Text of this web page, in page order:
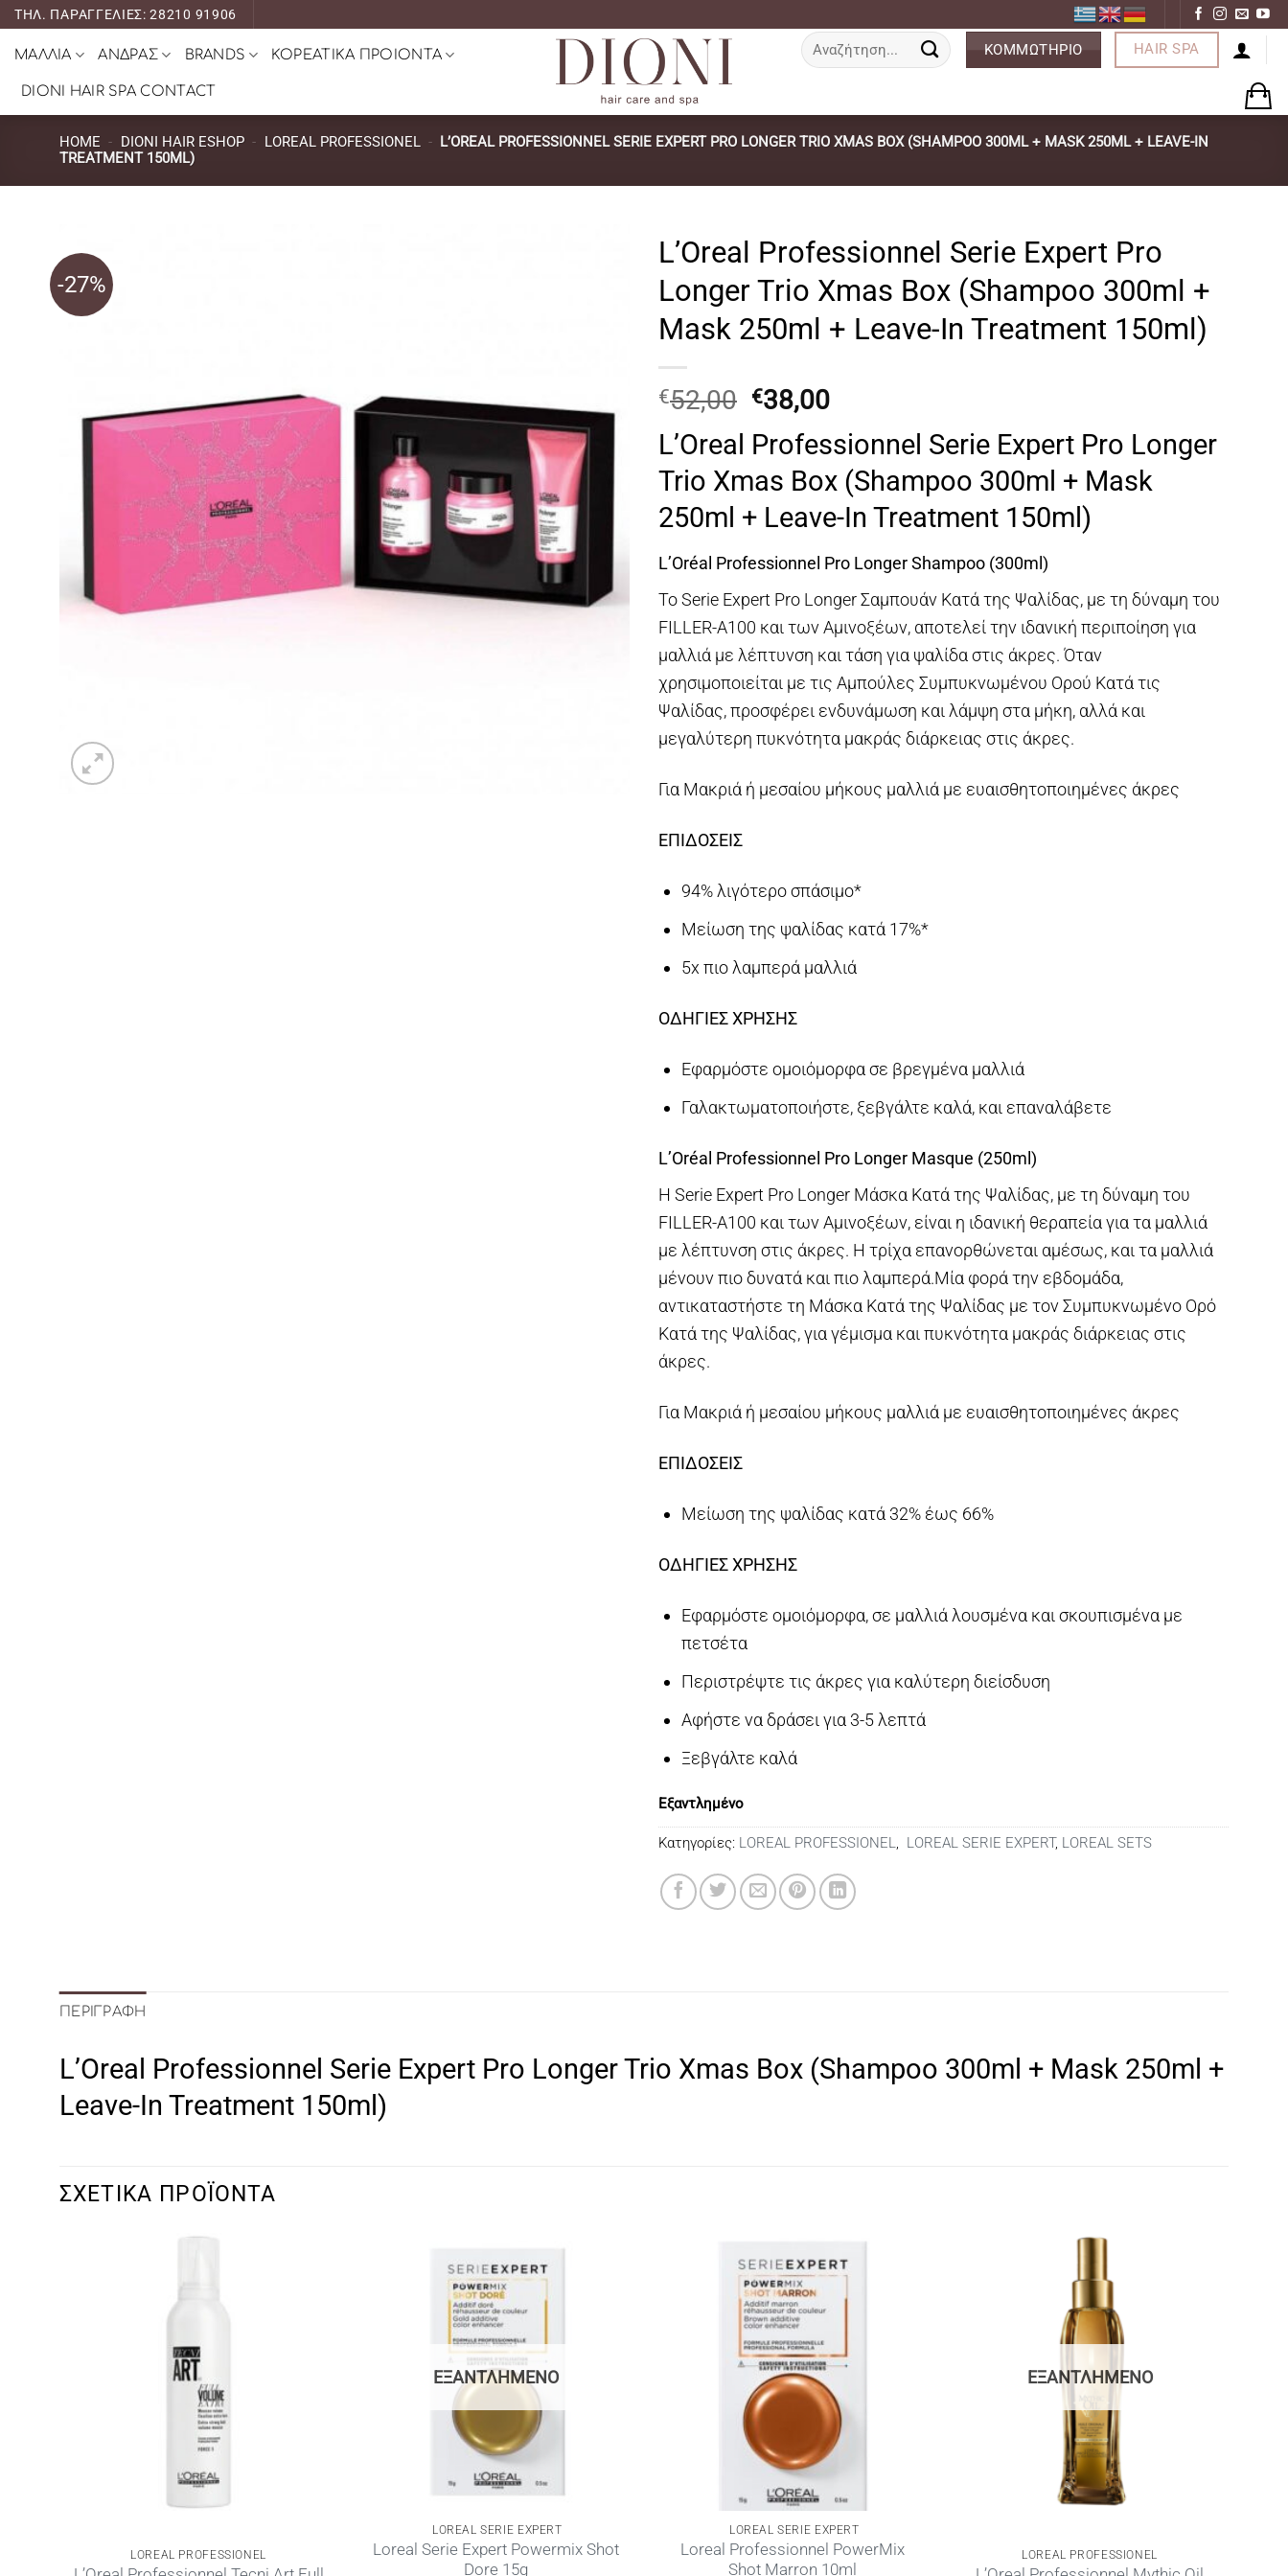
Μετάβαση
ΤΗΛ. ΠΑΡΑΓΓΕΛΙΕΣ: 28210 91906
ΜΑΛΛΙΑ ΑΝΔΡΑΣ BRANDS ΚΟΡΕΑΤΙΚΑ ΠΡΟΙΟΝΤΑ
DIONI HAIR SPA CONTACT
Αναζήτηση
για:
ΚΟΜΜΩΤΗΡΙΟ HAIR SPA
HOME - DIONI HAIR ESHOP - LOREAL PROFESSIONEL - L’OREAL PROFESSIONNEL SERIE EXPERT PRO LONGER TRIO XMAS BOX (SHAMPOO 300ML + MASK 250ML + LEAVE-IN
TREATMENT 150ML)
-27%
L’Oreal Professionnel Serie Expert Pro
Longer Trio Xmas Box (Shampoo 300ml +
Mask 250ml + Leave-In Treatment 150ml)
€52,00 Original
price
was:
€52,00.
€38,00Η
τρέχουσα
τιμή
είναι:
€38,00.
L’Oreal Professionnel Serie Expert Pro Longer
Trio Xmas Box (Shampoo 300ml + Mask
250ml + Leave-In Treatment 150ml)
L’Oréal Professionnel Pro Longer Shampoo (300ml)
Το Serie Expert Pro Longer Σαμπουάν Κατά της Ψαλίδας, με τη δύναμη του
FILLER-A100 και των Αμινοξέων, αποτελεί την ιδανική περιποίηση για
μαλλιά με λέπτυνση και τάση για ψαλίδα στις άκρες. Όταν
χρησιμοποιείται με τις Αμπούλες Συμπυκνωμένου Ορού Κατά τις
Ψαλίδας, προσφέρει ενδυνάμωση και λάμψη στα μήκη, αλλά και
μεγαλύτερη πυκνότητα μακράς διάρκειας στις άκρες.
Για Μακριά ή μεσαίου μήκους μαλλιά με ευαισθητοποιημένες άκρες
ΕΠΙΔΟΣΕΙΣ
94% λιγότερο σπάσιμο*
Μείωση της ψαλίδας κατά 17%*
5x πιο λαμπερά μαλλιά
ΟΔΗΓΙΕΣ ΧΡΗΣΗΣ
Εφαρμόστε ομοιόμορφα σε βρεγμένα μαλλιά
Γαλακτωματοποιήστε, ξεβγάλτε καλά, και επαναλάβετε
L’Oréal Professionnel Pro Longer Masque (250ml)
Η Serie Expert Pro Longer Μάσκα Κατά της Ψαλίδας, με τη δύναμη του
FILLER-A100 και των Αμινοξέων, είναι η ιδανική θεραπεία για τα μαλλιά
με λέπτυνση στις άκρες. Η τρίχα επανορθώνεται αμέσως, και τα μαλλιά
μένουν πιο δυνατά και πιο λαμπερά.Μία φορά την εβδομάδα,
αντικαταστήστε τη Μάσκα Κατά της Ψαλίδας με τον Συμπυκνωμένο Ορό
Κατά της Ψαλίδας, για γέμισμα και πυκνότητα μακράς διάρκειας στις
άκρες.
Για Μακριά ή μεσαίου μήκους μαλλιά με ευαισθητοποιημένες άκρες
ΕΠΙΔΟΣΕΙΣ
Μείωση της ψαλίδας κατά 32% έως 66%
ΟΔΗΓΙΕΣ ΧΡΗΣΗΣ
Εφαρμόστε ομοιόμορφα, σε μαλλιά λουσμένα και σκουπισμένα με
πετσέτα
Περιστρέψτε τις άκρες για καλύτερη διείσδυση
Αφήστε να δράσει για 3-5 λεπτά
Ξεβγάλτε καλά
Εξαντλημένο
Κατηγορίες: LOREAL PROFESSIONEL, LOREAL SERIE EXPERT, LOREAL SETS
ΠΕΡΙΓΡΑΦΉ
L’Oreal Professionnel Serie Expert Pro Longer Trio Xmas Box (Shampoo 300ml + Mask 250ml +
Leave-In Treatment 150ml)
ΣΧΕΤΙΚΆ ΠΡΟΪΌΝΤΑ
LOREAL PROFESSIONEL
ΕΞΑΝΤΛΗΜΈΝΟ
LOREAL SERIE EXPERT
Lοreal Serie Expert Powermix Shot
Dore 15g
LOREAL SERIE EXPERT
Loreal Professionnel PowerMix
Shot Marron 10ml
ΕΞΑΝΤΛΗΜΈΝΟ
LOREAL PROFESSIONEL